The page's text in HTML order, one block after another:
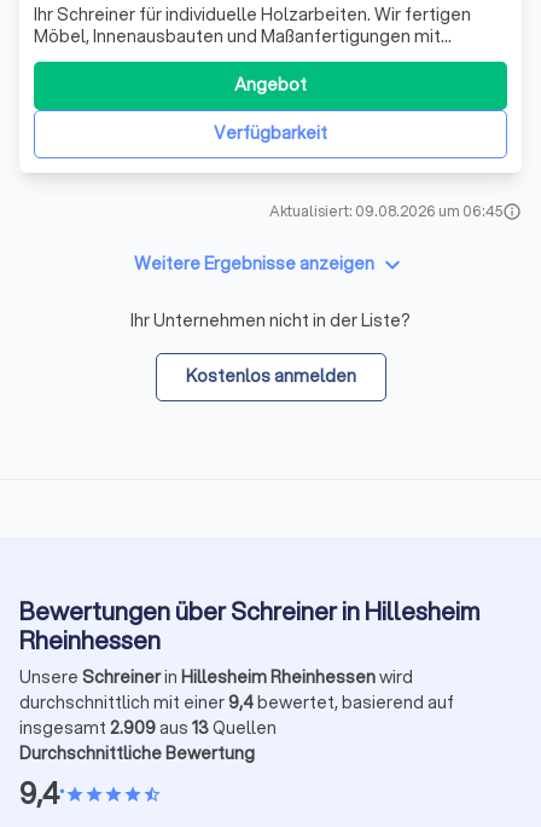
Ihr Schreiner für individuelle Holzarbeiten. Wir fertigen
Möbel, Innenausbauten und Maßanfertigungen mit
Präzision, Qualität und Leidenschaft – zuverlässig,
langlebig und nach Ihren Wünschen.
Verfügbarkeit
Angebot
Aktualisiert: 09.08.2026 um 06:45info
Weitere Ergebnisse anzeigen keyboard_arrow_down
Ihr Unternehmen nicht in der Liste?
Kostenlos anmelden
Bewertungen über Schreiner in Hillesheim
Rheinhessen
Unsere Schreinerin Hillesheim Rheinhessenwird
durchschnittlich mit einer9,4bewertet, basierend auf
insgesamt 2.909aus 13Quellen
Durchschnittliche Bewertung
9,4•starstarstarstarstar_half